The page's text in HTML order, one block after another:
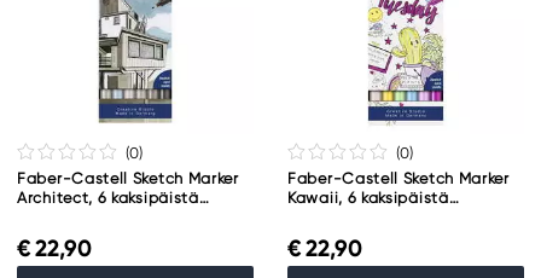
(0)
Faber-Castell Sketch Marker
Architect, 6 kaksipäistä
€ 22,90
(0)
Faber-Castell Sketch Marker
Kawaii, 6 kaksipäistä
€ 22,90